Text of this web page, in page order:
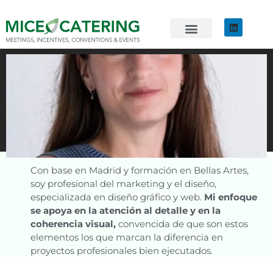
Laura González
Diseño y marketing
Con base en Madrid y formación en Bellas Artes,
soy profesional del marketing y el diseño,
especializada en diseño gráfico y web. Mi enfoque
se apoya en la atención al detalle y en la
coherencia visual, convencida de que son estos
elementos los que marcan la diferencia en
proyectos profesionales bien ejecutados.